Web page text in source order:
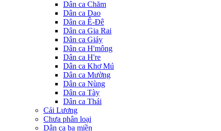
Dân ca Chăm
Dân ca Dao
Dân ca Ê-Đê
Dân ca Gia Rai
Dân ca Giáy
Dân ca H'mông
Dân ca H're
Dân ca Khơ Mú
Dân ca Mường
Dân ca Nùng
Dân ca Tày
Dân ca Thái
Cải Lương
Chưa phân loại
Dân ca ba miền